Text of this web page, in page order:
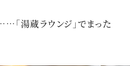
「湯蔵ラウンジ」でまった